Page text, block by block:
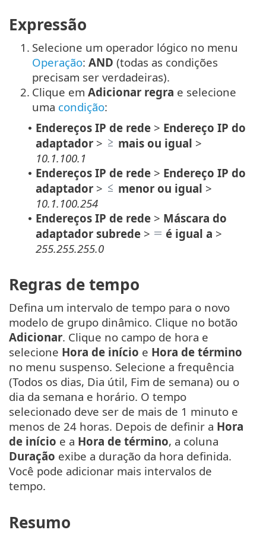
Expressão
1. Selecione um operador lógico no menu
Operação: AND (todas as condições
precisam ser verdadeiras).
2. Clique em Adicionar regra e selecione
uma condição:
• Endereços IP de rede > Endereço IP do
adaptador > mais ou igual >
10.1.100.1
• Endereços IP de rede > Endereço IP do
adaptador > menor ou igual >
10.1.100.254
• Endereços IP de rede > Máscara do
adaptador subrede > é igual a >
255.255.255.0
Regras de tempo
Defina um intervalo de tempo para o novo
modelo de grupo dinâmico. Clique no botão
Adicionar. Clique no campo de hora e
selecione Hora de início e Hora de término
no menu suspenso. Selecione a frequência
(Todos os dias, Dia útil, Fim de semana) ou o
dia da semana e horário. O tempo
selecionado deve ser de mais de 1 minuto e
menos de 24 horas. Depois de definir a Hora
de início e a Hora de término, a coluna
Duração exibe a duração da hora definida.
Você pode adicionar mais intervalos de
tempo.
Resumo